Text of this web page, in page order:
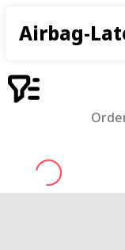
Airbag-